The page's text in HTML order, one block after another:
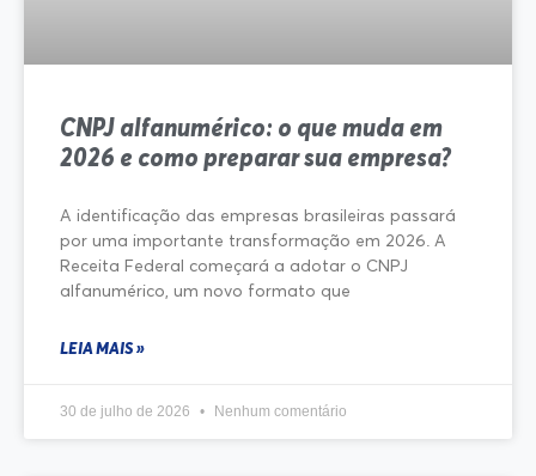
CNPJ alfanumérico: o que muda em
2026 e como preparar sua empresa?
A identificação das empresas brasileiras passará
por uma importante transformação em 2026. A
Receita Federal começará a adotar o CNPJ
alfanumérico, um novo formato que
LEIA MAIS »
30 de julho de 2026 Nenhum comentário